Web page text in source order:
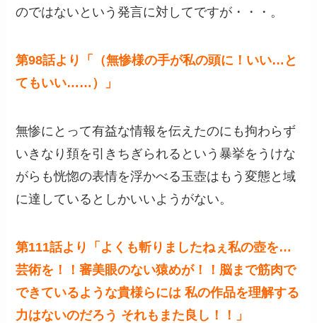
のではないという発言に対してですが・・・。
第98話より「（無惨様の手が私の頭に！いい…と
てもいい……）」
無惨にとって有益な情報を伝えたのにも拘わらず
いきなり頚を引きちぎられるという暴挙をうけな
がらも恍惚の表情を浮かべる玉壺はもう変態と域
に達しているとしかいいようがない。
第111話より「よくも斬りましたねぇ私の壺を…
芸術を！！審美眼のない猿めが！！脳まで筋肉で
できているような貴様らには 私の作品を理解する
力はないのだろう それもまた良し！！」